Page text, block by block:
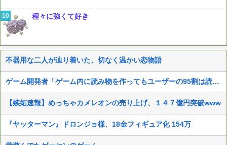
程々に強くて好き
不器用な二人が辿り着いた、切なく温かい恋物語
ゲーム開発者「ゲーム内に読み物を作ってもユーザーの95割は読まずに無視してる」
【嫉妬速報】めっちゃカメレオンの売り上げ、１４７億円突破www
『ヤッターマン』ドロンジョ様、18金フィギュア化 154万